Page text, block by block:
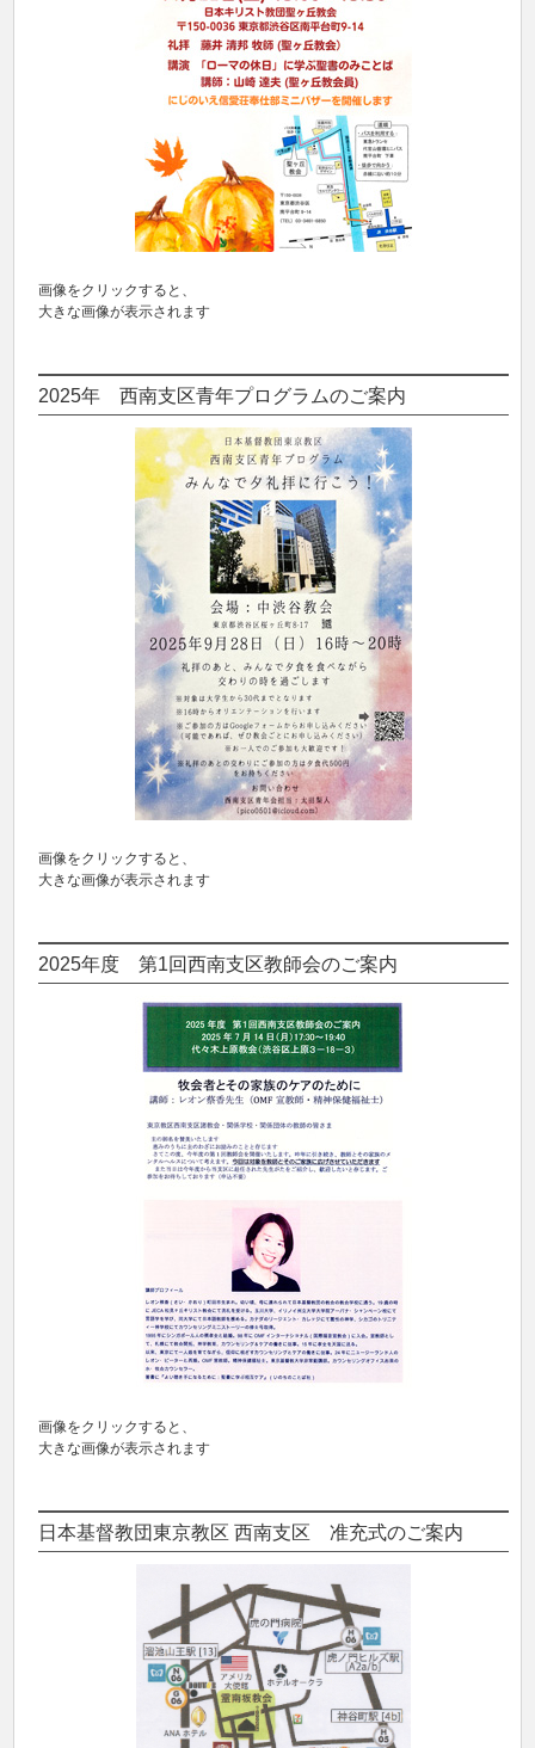
画像をクリックすると、
大きな画像が表示されます
2025年 西南支区青年プログラムのご案内
画像をクリックすると、
大きな画像が表示されます
2025年度 第1回西南支区教師会のご案内
画像をクリックすると、
大きな画像が表示されます
日本基督教団東京教区 西南支区 准充式のご案内